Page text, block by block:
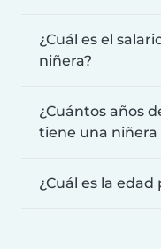
¿Cuál es el
niñera?
¿Cuántos años
tiene una niñera
¿Cuál es la